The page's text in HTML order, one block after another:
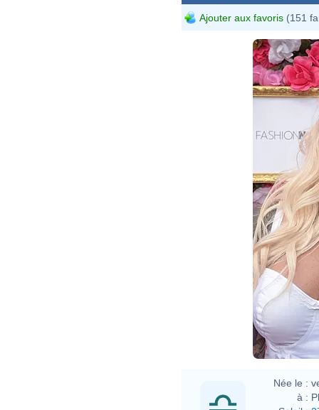
Ajouter aux favoris (151
Née le :
à :